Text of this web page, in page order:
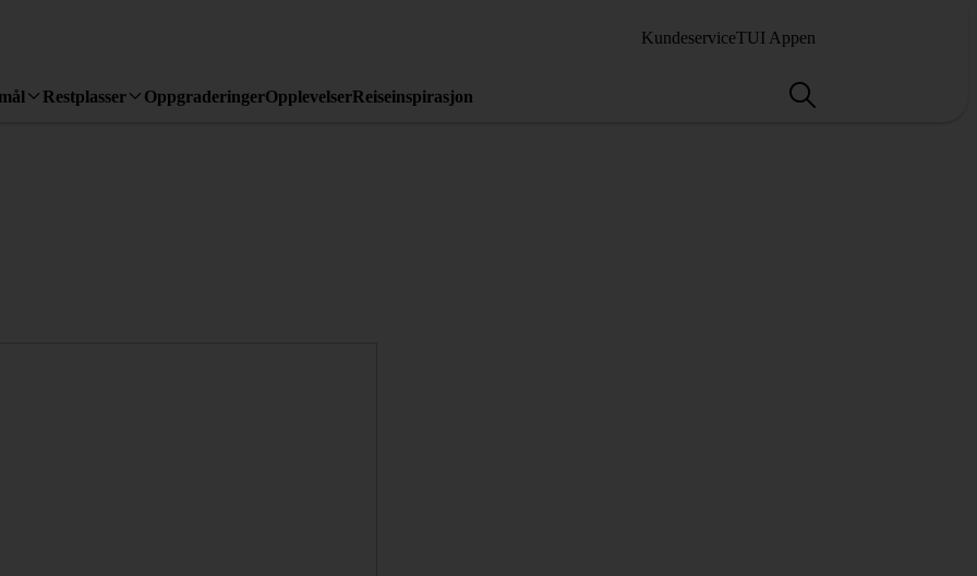
KundeserviceTUI Appen
Restplasser OppgraderingerOpplevelserReiseinspirasjon